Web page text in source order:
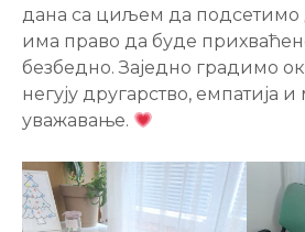
дана са циљем да подсетимо
има право да буде
безбедно. Заједно градимо
негују другарство, емпатија
уважавање.